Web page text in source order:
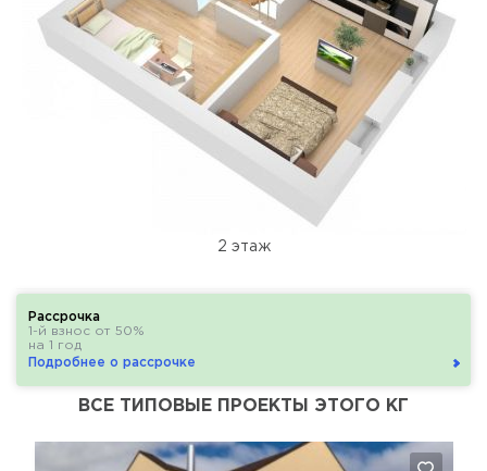
2 этаж
Рассрочка
1-й взнос от 50%
на 1 год
Подробнее о рассрочке
ВСЕ ТИПОВЫЕ ПРОЕКТЫ ЭТОГО КГ